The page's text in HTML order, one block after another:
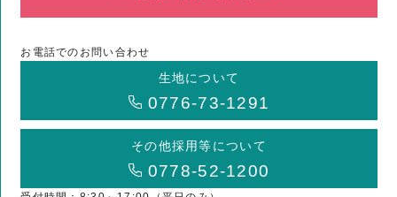
お電話でのお問い合わせ
生地について
0776-73-1291
その他採用等について
0778-52-1200